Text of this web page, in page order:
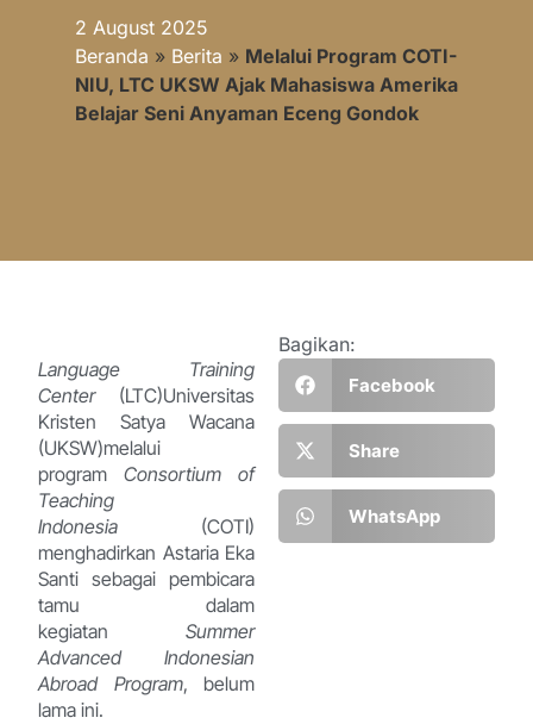
2 August 2025
Beranda » Berita » Melalui Program COTI-
NIU, LTC UKSW Ajak Mahasiswa Amerika
Belajar Seni Anyaman Eceng Gondok
Language Training
Center (LTC)Universitas
Kristen Satya Wacana
(UKSW)melalui
programConsortium of
Teaching
Indonesia (COTI)
menghadirkan Astaria Eka
Santi sebagai pembicara
tamu dalam
kegiatan Summer
Advanced Indonesian
Abroad Program, belum
lama ini.
Bagikan:
Facebook
Share
WhatsApp